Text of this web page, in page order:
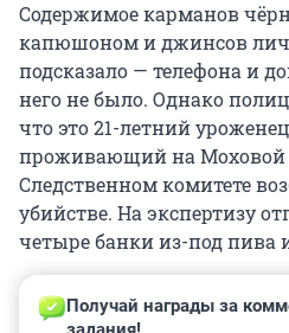
Содержимое карманов
капюшоном и джинсов
подсказало — телефона и
него не было. Однако
что это 21-летний
проживающий на Моховой
Следственном комитете
убийстве. На экспертизу
четыре банки из-под пива
Получай награды за